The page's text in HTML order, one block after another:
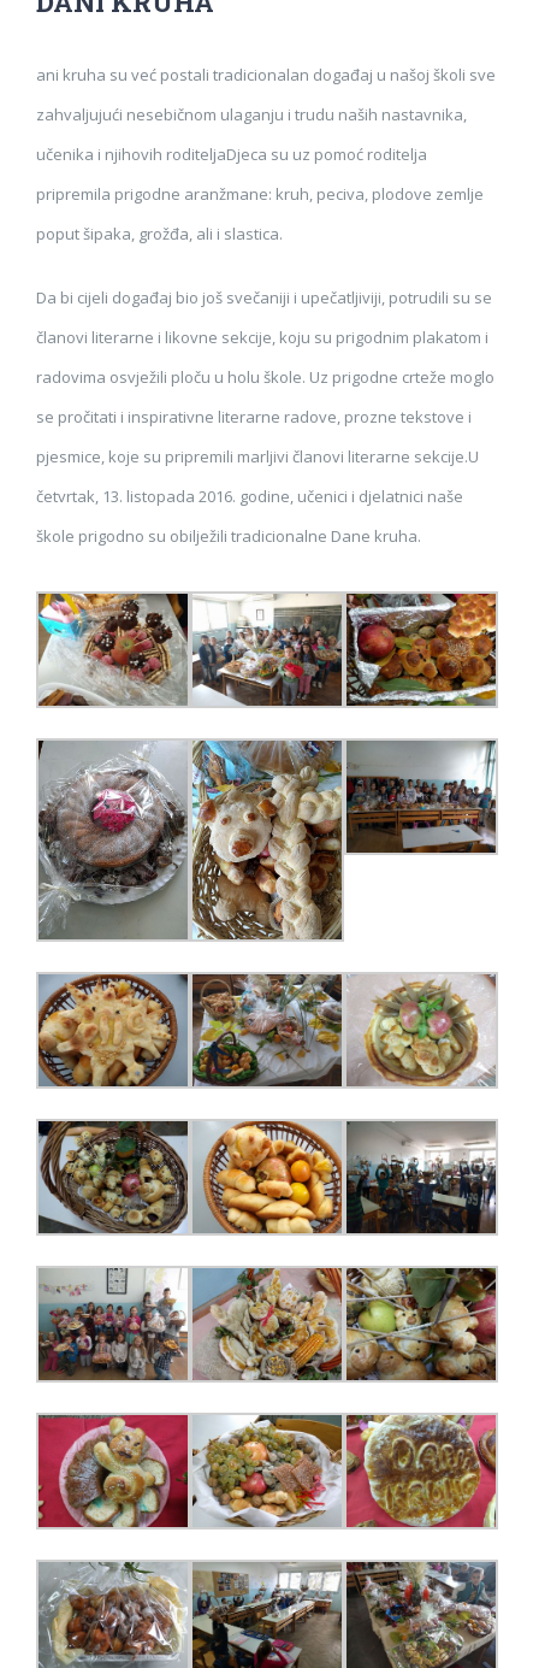
ani kruha su već postali tradicionalan događaj u našoj školi sve
zahvaljujući nesebičnom ulaganju i trudu naših nastavnika,
učenika i njihovih roditeljaDjeca su uz pomoć roditelja
pripremila prigodne aranžmane: kruh, peciva, plodove zemlje
poput šipaka, grožđa, ali i slastica.
Da bi cijeli događaj bio još svečaniji i upečatljiviji, potrudili su se
članovi literarne i likovne sekcije, koju su prigodnim plakatom i
radovima osvježili ploču u holu škole. Uz prigodne crteže moglo
se pročitati i inspirativne literarne radove, prozne tekstove i
pjesmice, koje su pripremili marljivi članovi literarne sekcije.U
četvrtak, 13. listopada 2016. godine, učenici i djelatnici naše
škole prigodno su obilježili tradicionalne Dane kruha.